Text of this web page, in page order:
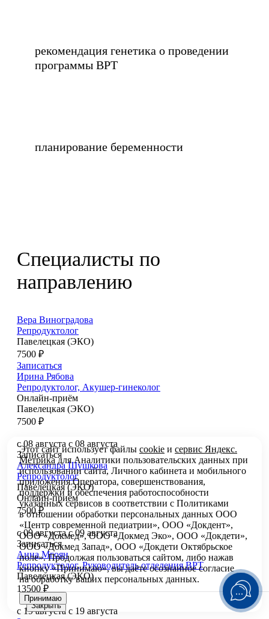
рекомендация генетика о проведении
программы ВРТ
планирование беременности
Специалисты по
направлению
Вера Виноградова
Репродуктолог
Павелецкая (ЭКО)
7500 ₽
Записаться
Ирина Рябова
Репродуктолог, Акушер-гинеколог
Онлайн-приём
Павелецкая (ЭКО)
7500 ₽
c 08 августа c 08 августа
Записаться
Александра Шушкова
Репродуктолог
Павелецкая (ЭКО)
Онлайн-приём
7500 ₽
c 09 августа c 09 августа
Записаться
Анна Мгоян
Репродуктолог, Руководитель отделения ВРТ
Павелецкая (ЭКО)
13500 ₽
c 19 августа c 19 августа
Закрыть
Этот сайт использует файлы cookie и сервис Яндекс.
Метрикадля Аналитики пользовательских данных при
использовании сайта, Личного кабинета и мобильного
приложения Оператора, совершенствования,
поддержки и обеспечения работоспособности
указанных сервисов в соответствии с Политиками
в отношении обработки персональных данных ООО
«Центр современной педиатрии», ООО «Докдент»,
ООО «Докмед», ООО «Докмед Эко», ООО «Докдети»,
ООО «Докмед Запад», ООО «Докдети Октябрьское
поле». Продолжая пользоваться сайтом, либо нажав
кнопку «Принимаю», вы даёте осознанное согласие
на обработку ваших персональных данных.
Принимаю